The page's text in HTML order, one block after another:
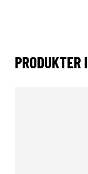
PRODUKTER